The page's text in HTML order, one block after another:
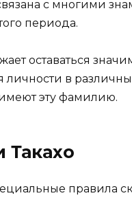
с многими
периода.
оставаться
в различных
эту фамилию.
правила